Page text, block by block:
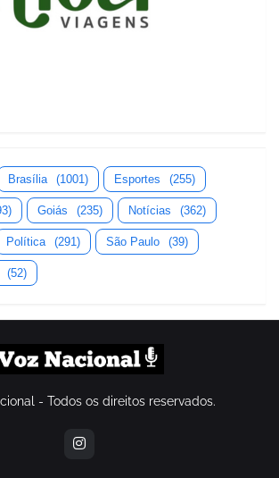
Brasília (1001) Esportes (255)
Goiás (235) Notícias (362)
Política (291) São Paulo (39)
(52)
- Todos os direitos reservados.